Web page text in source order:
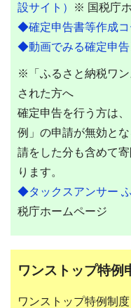
設サイト）
※ 国税庁
◆確定申告書等作成コ
◆動画でみる確定申告
※「ふるさと納税ワ
された方へ
確定申告を行う方は
例」の申請が無効と
請をした分も含めて
ります。
◆タックスアンサー
税庁ホームページ
ワンストップ特例
ワンストップ特例制